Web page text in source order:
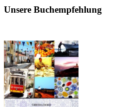
Unsere Buchempfehlung